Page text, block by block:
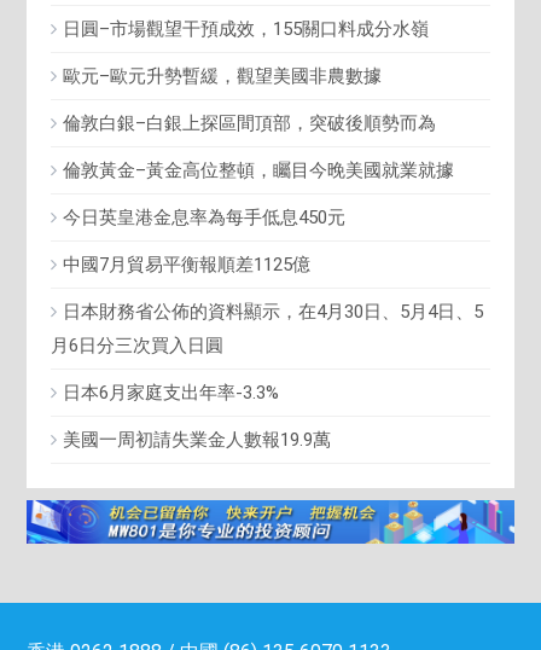
日圓–市場觀望干預成效，155關口料成分水嶺
歐元–歐元升勢暫緩，觀望美國非農數據
倫敦白銀–白銀上探區間頂部，突破後順勢而為
倫敦黃金–黃金高位整頓，矚目今晚美國就業就據
今日英皇港金息率為每手低息450元
中國7月貿易平衡報順差1125億
日本財務省公佈的資料顯示，在4月30日、5月4日、5
月6日分三次買入日圓
日本6月家庭支出年率-3.3%
美國一周初請失業金人數報19.9萬